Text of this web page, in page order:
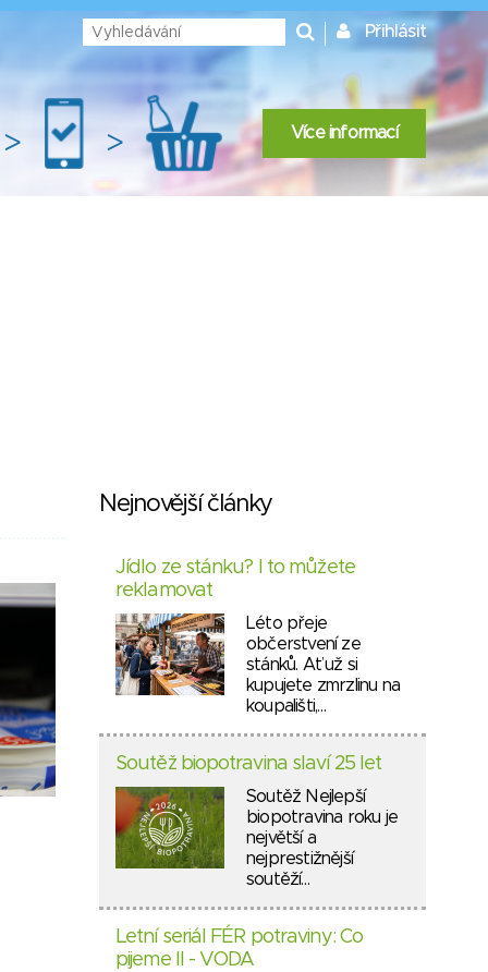
Přihlásit
> > Více informací
Nejnovější články
Jídlo ze stánku? I to můžete
reklamovat
Léto přeje
občerstvení ze
stánků. Ať už si
kupujete zmrzlinu na
koupališti,…
Soutěž biopotravina slaví 25 let
Soutěž Nejlepší
biopotravina roku je
největší a
nejprestižnější
soutěží…
Letní seriál FÉR potraviny: Co
pijeme II - VODA